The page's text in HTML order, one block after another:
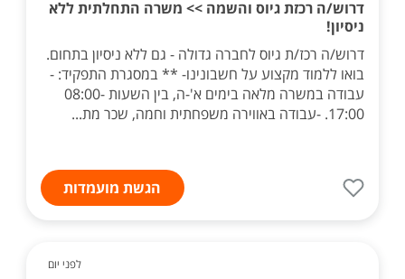
דרוש/ה רכזת גיוס והשמה >> משרה התחלתית ללא
ניסיון!
דרוש/ה רכז/ת גיוס לחברה גדולה - גם ללא ניסיון בתחום.
בואו ללמוד מקצוע על חשבונינו- ** במסגרת התפקיד: -
עבודה במשרה מלאה בימים א'-ה, בין השעות 08:00-
17:00. -עבודה באווירה משפחתית וחמה, שכר מת...
הגשת מועמדות
לפני יום